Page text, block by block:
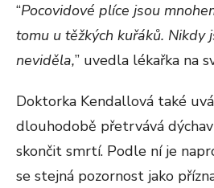
“Pocovidové plíce jsou
tomu u těžkých kuřáků. Nikdy
neviděla,” uvedla lékařka na
Doktorka Kendallová také
dlouhodobě přetrvává
skončit smrtí. Podle ní je
se stejná pozornost jako